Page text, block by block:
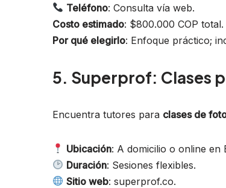
Teléfono: Consulta vía web.
Costo estimado: $800.000 COP total.
Por qué elegirlo: Enfoque práctico;
5. Superprof: Clases
Encuentra tutores para clases de
Ubicación: A domicilio o online en
Duración: Sesiones flexibles.
Sitio web: superprof.co.